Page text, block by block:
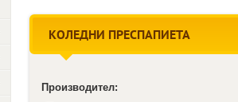
КОЛЕДНИ ПРЕСПАПИЕТА
Производител: